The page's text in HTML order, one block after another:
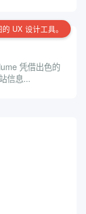
UX 设计工具。
凭借出色的
信息...